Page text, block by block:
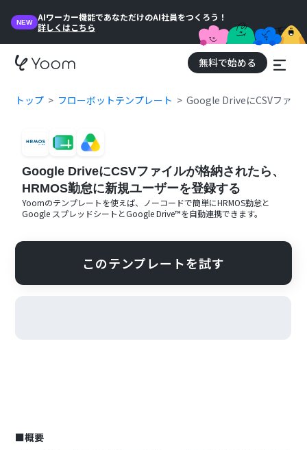
NEW
AIワーカー機能であなただけのAI社員をつくろう！
詳しくはこちら
無料で始める
トップ フローボットテンプレート Google DriveにCSVファイ
Google DriveにCSVファイルが格納されたら、
HRMOS勤怠に新規ユーザーを登録する
Yoomのテンプレートを使えば、ノーコードで簡単にHRMOS勤怠と
Google スプレッドシート とGoogle Drive™を自動連携できます。
このテンプレートを試す
■概要